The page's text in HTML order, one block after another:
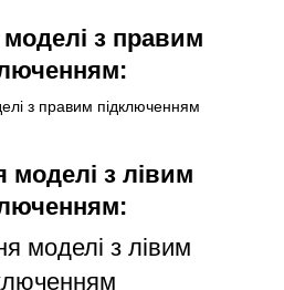
з правим
моделі з лівим